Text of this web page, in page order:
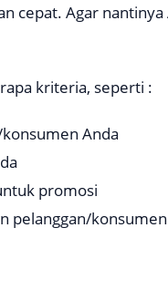
cepat. Agar
kriteria, seperti :
Anda
promosi
pelanggan/konsumen